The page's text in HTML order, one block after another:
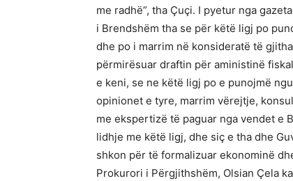
me radhë”, tha Çuçi. I pyetur nga
i Brendshëm tha se për këtë ligj po
dhe po i marrim në konsideratë të
përmirësuar draftin për aministinë
e keni, se ne këtë ligj po e punojmë
opinionet e tyre, marrim vërejtje,
me ekspertizë të paguar nga vendet e
lidhje me këtë ligj, dhe siç e tha dhe
shkon për të formalizuar ekonominë
Prokurori i Përgjithshëm, Olsian Çela